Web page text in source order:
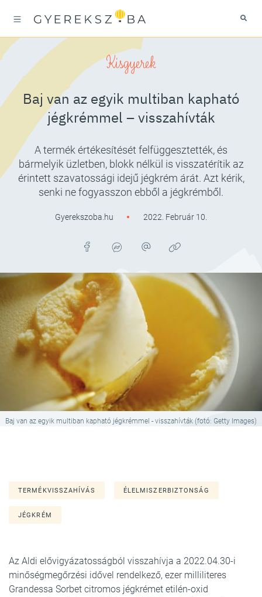
Kisgyerek
Baj van az egyik multiban kapható
jégkrémmel – visszahívták
A termék értékesítését felfüggesztették, és
bármelyik üzletben, blokk nélkül is visszatérítik az
érintett szavatossági idejű jégkrém árát. Azt kérik,
senki ne fogyasszon ebből a jégkrémből.
Gyerekszoba.hu 2022. Február 10.
Baj van az egyik multiban kapható jégkrémmel - visszahívták (fotó: Getty Images)
TERMÉKVISSZAHÍVÁS ÉLELMISZERBIZTONSÁG
JÉGKRÉM
Az Aldi elővigyázatosságból visszahívja a 2022.04.30-i
minőségmegőrzési idővel rendelkező, ezer milliliteres
Grandessa Sorbet citromos jégkrémet etilén-oxid